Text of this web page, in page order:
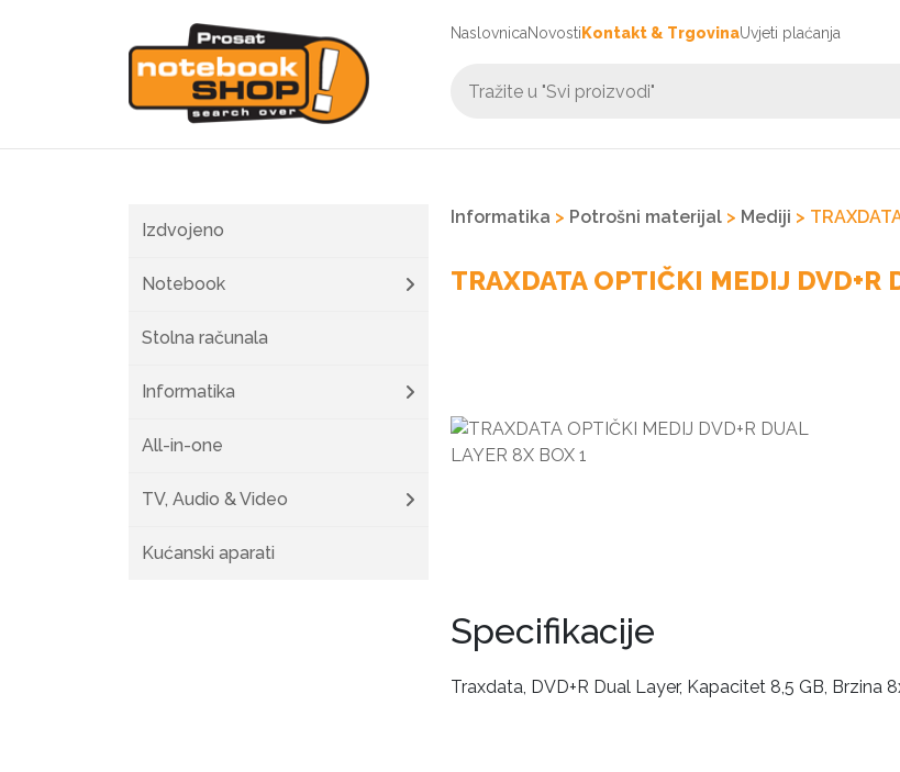
NaslovnicaNovosti Kontakt & TrgovinaUvjeti plaćanja
Izdvojeno
Notebook
Stolna računala
Informatika
All-in-one
TV, Audio & Video
Kućanski aparati
Informatika > Potrošni materijal> Mediji >
TRAXDATA OPTIČKI MEDIJ DVD+R
Specifikacije
Traxdata, DVD+R Dual Layer, Kapacitet 8,5 GB, Brzina